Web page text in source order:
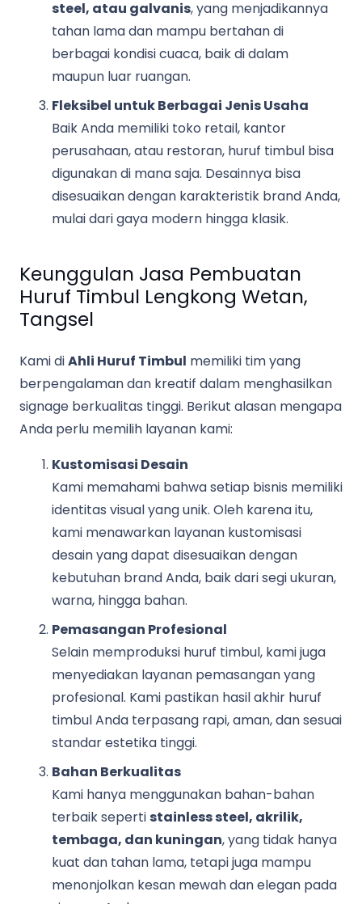
steel, atau galvanis, yang menjadikannya
tahan lama dan mampu bertahan di
berbagai kondisi cuaca, baik di dalam
maupun luar ruangan.
Fleksibel untuk Berbagai Jenis Usaha
Baik Anda memiliki toko retail, kantor
perusahaan, atau restoran, huruf timbul bisa
digunakan di mana saja. Desainnya bisa
disesuaikan dengan karakteristik brand Anda,
mulai dari gaya modern hingga klasik.
Keunggulan Jasa Pembuatan
Huruf Timbul Lengkong Wetan,
Tangsel
Kami diAhli Huruf Timbul memiliki tim yang
berpengalaman dan kreatif dalam menghasilkan
signage berkualitas tinggi. Berikut alasan mengapa
Anda perlu memilih layanan kami:
Kustomisasi Desain
Kami memahami bahwa setiap bisnis memiliki
identitas visual yang unik. Oleh karena itu,
kami menawarkan layanan kustomisasi
desain yang dapat disesuaikan dengan
kebutuhan brand Anda, baik dari segi ukuran,
warna, hingga bahan.
Pemasangan Profesional
Selain memproduksi huruf timbul, kami juga
menyediakan layanan pemasangan yang
profesional. Kami pastikan hasil akhir huruf
timbul Anda terpasang rapi, aman, dan sesuai
standar estetika tinggi.
Bahan Berkualitas
Kami hanya menggunakan bahan-bahan
terbaik seperti stainless steel, akrilik,
tembaga, dan kuningan, yang tidak hanya
kuat dan tahan lama, tetapi juga mampu
menonjolkan kesan mewah dan elegan pada